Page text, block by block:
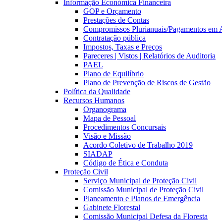
Informação Económica Financeira
GOP e Orçamento
Prestações de Contas
Compromissos Plurianuais/Pagamentos em
Contratação pública
Impostos, Taxas e Preços
Pareceres | Vistos | Relatórios de Auditoria
PAEL
Plano de Equilíbrio
Plano de Prevenção de Riscos de Gestão
Política da Qualidade
Recursos Humanos
Organograma
Mapa de Pessoal
Procedimentos Concursais
Visão e Missão
Acordo Coletivo de Trabalho 2019
SIADAP
Código de Ética e Conduta
Proteção Civil
Serviço Municipal de Proteção Civil
Comissão Municipal de Proteção Civil
Planeamento e Planos de Emergência
Gabinete Florestal
Comissão Municipal Defesa da Floresta